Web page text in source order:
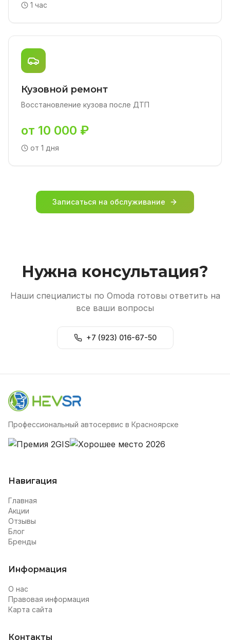
1 час
Кузовной ремонт
Восстановление кузова после ДТП
от 10 000 ₽
от 1 дня
Записаться на обслуживание
Нужна консультация?
Наши специалисты по Omoda готовы ответить на
все ваши вопросы
+7 (923) 016-67-50
Профессиональный автосервис в Красноярске
Навигация
Главная
Акции
Отзывы
Блог
Бренды
Информация
О нас
Правовая информация
Карта сайта
Контакты